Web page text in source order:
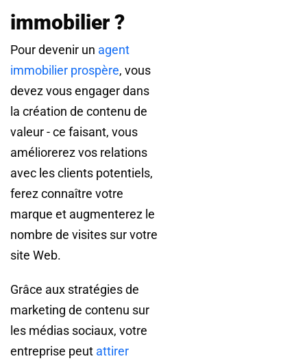
immobilier ?
Pour devenir un agent
immobilier prospère, vous
devez vous engager dans
la création de contenu de
valeur - ce faisant, vous
améliorerez vos relations
avec les clients potentiels,
ferez connaître votre
marque et augmenterez le
nombre de visites sur votre
site Web.
Grâce aux stratégies de
marketing de contenu sur
les médias sociaux, votre
entreprise peut attirer